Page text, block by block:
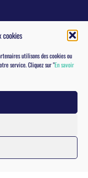
cookies
utilisons des cookies ou
service. Cliquez sur "En savoir